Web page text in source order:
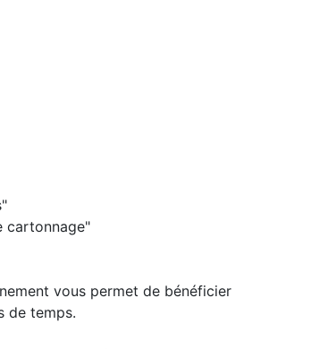
cartonnage"
vous permet de bénéficier
de temps.